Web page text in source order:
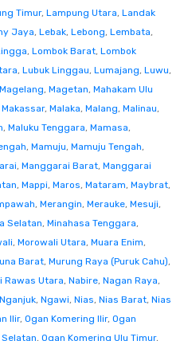
Timur, Lampung Utara, Landak
Jaya, Lebak, Lebong, Lembata,
, Lombok Barat, Lombok
, Lubuk Linggau, Lumajang, Luwu,
Magelang, Magetan, Mahakam Ulu
Makassar, Malaka, Malang, Malinau,
, Maluku Tenggara, Mamasa,
, Mamuju, Mamuju Tengah,
, Manggarai Barat, Manggarai
, Mappi, Maros, Mataram, Maybrat,
, Merangin, Merauke, Mesuji,
Selatan, Minahasa Tenggara,
, Morowali Utara, Muara Enim,
Barat, Murung Raya (Puruk Cahu),
Rawas Utara, Nabire, Nagan Raya,
Nganjuk, Ngawi, Nias, Nias Barat, Nias
Ilir, Ogan Komering Ilir, Ogan
, Ogan Komering Ulu Timur,